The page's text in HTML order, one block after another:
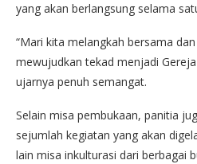
yang akan berlangsung selama
“Mari kita melangkah bersama
mewujudkan tekad menjadi
ujarnya penuh semangat.
Selain misa pembukaan, panitia
sejumlah kegiatan yang akan
lain misa inkulturasi dari berbagai